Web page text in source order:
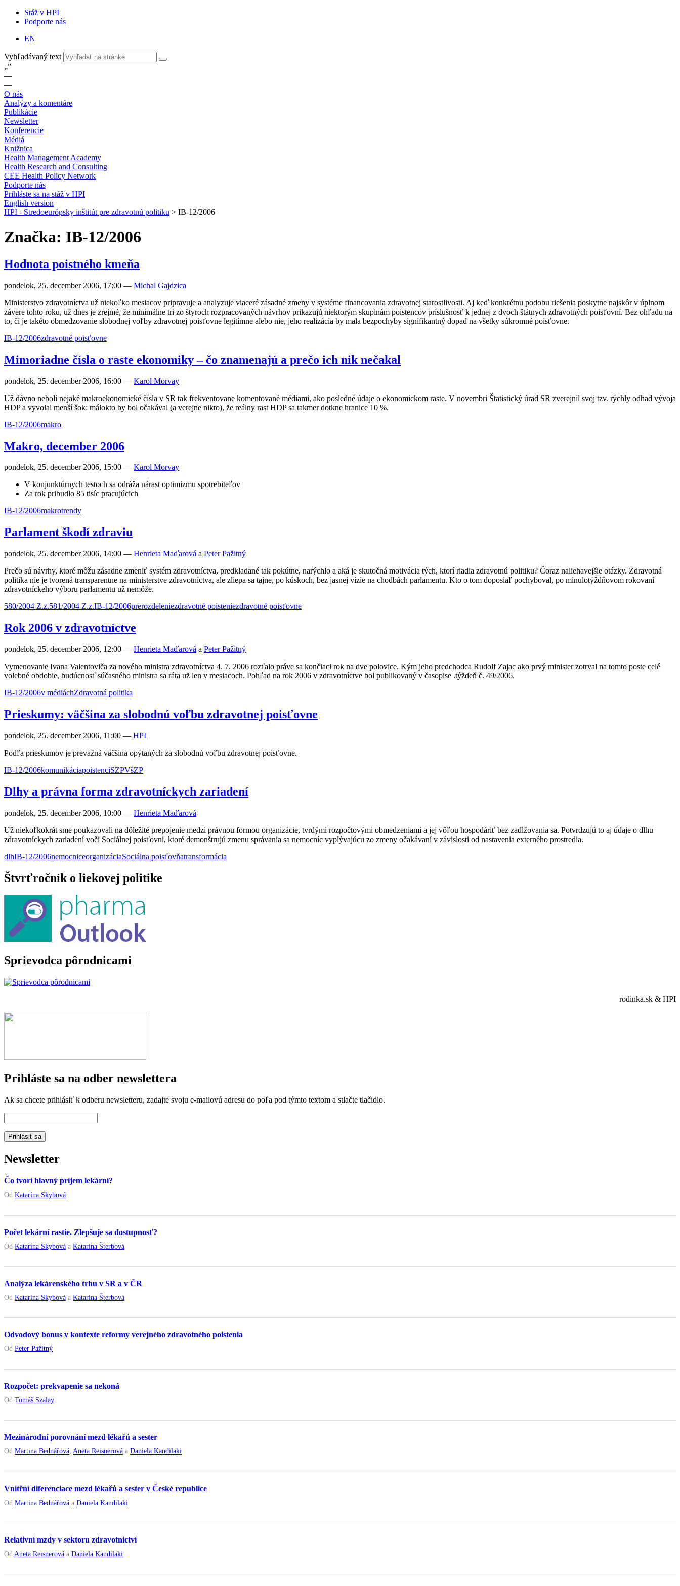
Stáž v HPI
Podporte nás
EN
Vyhľadávaný text
„”
—
—
O nás
Analýzy a komentáre
Publikácie
Newsletter
Konferencie
Médiá
Knižnica
Health Management Academy
Health Research and Consulting
CEE Health Policy Network
Podporte nás
Prihláste sa na stáž v HPI
English version
HPI - Stredoeurópsky inštitút pre zdravotnú politiku > IB-12/2006
Značka: IB-12/2006
Hodnota poistného kmeňa
pondelok, 25. december 2006, 17:00 — Michal Gajdzica
Ministerstvo zdravotníctva už niekoľko mesiacov pripravuje a analyzuje viaceré zásadné zmeny v systéme financovania zdravotnej starostlivosti. Aj keď konkrétnu podobu riešenia poskytne najskôr v úplnom
závere tohto roku, už dnes je zrejmé, že minimálne tri zo štyroch rozpracovaných návrhov prikazujú niektorým skupinám poistencov príslušnosť k jednej z dvoch štátnych zdravotných poisťovní. Bez ohľadu na
to, či je takéto obmedzovanie slobodnej voľby zdravotnej poisťovne legitímne alebo nie, jeho realizácia by mala bezpochyby signifikantný dopad na všetky súkromné poisťovne.
IB-12/2006zdravotné poisťovne
Mimoriadne čísla o raste ekonomiky – čo znamenajú a prečo ich nik nečakal
pondelok, 25. december 2006, 16:00 — Karol Morvay
Už dávno neboli nejaké makroekonomické čísla v SR tak frekventovane komentované médiami, ako posledné údaje o ekonomickom raste. V novembri Štatistický úrad SR zverejnil svoj tzv. rýchly odhad vývoja
HDP a vyvolal menší šok: málokto by bol očakával (a verejne nikto), že reálny rast HDP sa takmer dotkne hranice 10 %.
IB-12/2006makro
Makro, december 2006
pondelok, 25. december 2006, 15:00 — Karol Morvay
V konjunktúrnych testoch sa odráža nárast optimizmu spotrebiteľov
Za rok pribudlo 85 tisíc pracujúcich
IB-12/2006makrotrendy
Parlament škodí zdraviu
pondelok, 25. december 2006, 14:00 — Henrieta Maďarová a Peter Pažitný
Prečo sú návrhy, ktoré môžu zásadne zmeniť systém zdravotníctva, predkladané tak pokútne, narýchlo a aká je skutočná motivácia tých, ktorí riadia zdravotnú politiku? Čoraz naliehavejšie otázky. Zdravotná
politika nie je tvorená transparentne na ministerstve zdravotníctva, ale zliepa sa tajne, po kúskoch, bez jasnej vízie na chodbách parlamentu. Kto o tom doposiaľ pochyboval, po minulotýždňovom rokovaní
zdravotníckeho výboru parlamentu už nemôže.
580/2004 Z.z.581/2004 Z.z.IB-12/2006prerozdeleniezdravotné poisteniezdravotné poisťovne
Rok 2006 v zdravotníctve
pondelok, 25. december 2006, 12:00 — Henrieta Maďarová a Peter Pažitný
Vymenovanie Ivana Valentoviča za nového ministra zdravotníctva 4. 7. 2006 rozťalo práve sa končiaci rok na dve polovice. Kým jeho predchodca Rudolf Zajac ako prvý minister zotrval na tomto poste celé
volebné obdobie, budúcnosť súčasného ministra sa ráta už len v mesiacoch. Pohľad na rok 2006 v zdravotníctve bol publikovaný v časopise .týždeň č. 49/2006.
IB-12/2006v médiáchZdravotná politika
Prieskumy: väčšina za slobodnú voľbu zdravotnej poisťovne
pondelok, 25. december 2006, 11:00 — HPI
Podľa prieskumov je prevažná väčšina opýtaných za slobodnú voľbu zdravotnej poisťovne.
IB-12/2006komunikáciapoistenciSZPVšZP
Dlhy a právna forma zdravotníckych zariadení
pondelok, 25. december 2006, 10:00 — Henrieta Maďarová
Už niekoľkokrát sme poukazovali na dôležité prepojenie medzi právnou formou organizácie, tvrdými rozpočtovými obmedzeniami a jej vôľou hospodáriť bez zadlžovania sa. Potvrdzujú to aj údaje o dlhu
zdravotníckych zariadení voči Sociálnej poisťovni, ktoré demonštrujú zmenu správania sa nemocníc vyplývajúcu zo zmeny očakávaní v závislosti od nastavenia externého prostredia.
dlhIB-12/2006nemocniceorganizáciaSociálna poisťovňatransformácia
Štvrťročník o liekovej politike
Sprievodca pôrodnicami
rodinka.sk & HPI
Prihláste sa na odber newslettera
Ak sa chcete prihlásiť k odberu newsletteru, zadajte svoju e-mailovú adresu do poľa pod týmto textom a stlačte tlačidlo.
Newsletter
Čo tvorí hlavný príjem lekární?
Od Katarína Skybová
Počet lekární rastie. Zlepšuje sa dostupnosť?
Od Katarína Skybová a Katarína Šterbová
Analýza lekárenského trhu v SR a v ČR
Od Katarína Skybová a Katarína Šterbová
Odvodový bonus v kontexte reformy verejného zdravotného poistenia
Od Peter Pažitný
Rozpočet: prekvapenie sa nekoná
Od Tomáš Szalay
Mezinárodní porovnání mezd lékařů a sester
Od Martina Bednářová, Aneta Reisnerová a Daniela Kandilaki
Vnitřní diferenciace mezd lékařů a sester v České republice
Od Martina Bednářová a Daniela Kandilaki
Relativní mzdy v sektoru zdravotnictví
Od Aneta Reisnerová a Daniela Kandilaki